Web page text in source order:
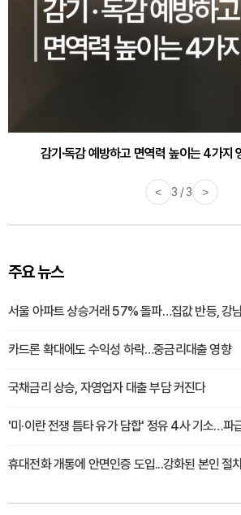
감기·독감 예방하고 면역력 높이는 4가지
< 3 / 3 >
주요 뉴스
서울 아파트 상승거래 57% 돌파…집값 반등, 강
카드론 확대에도 수익성 하락…중금리대출 영향
국채금리 상승, 자영업자 대출 부담 커진다
'미·이란 전쟁 틈타 유가 담합' 정유 4사 기소…파
휴대전화 개통에 안면인증 도입...강화된 본인 절